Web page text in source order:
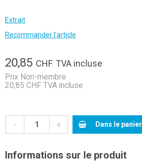
Extrait
Recommander l'article
20,85 CHF TVA incluse
Prix Non-membre
20,85 CHF TVA incluse
- + Dans le panier
Informations sur le produit